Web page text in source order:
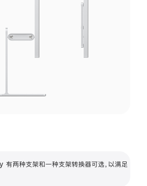
两种支架和一种支架转换器可选，以满足